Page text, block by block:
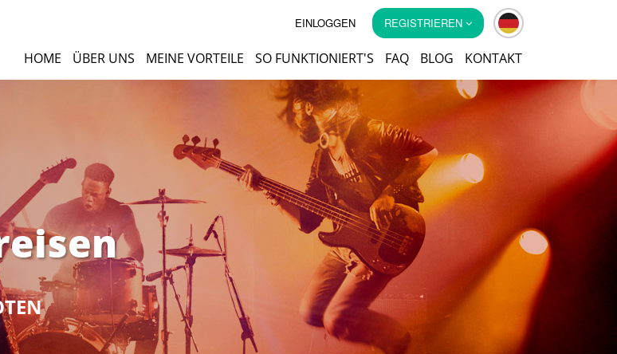
EINLOGGEN REGISTRIEREN
HOME ÜBER UNS MEINE VORTEILE SO FUNKTIONIERT'S FAQ BLOG KONTAKT